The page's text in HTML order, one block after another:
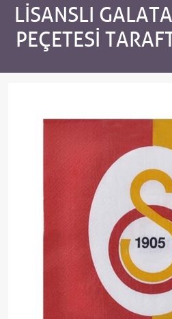
LISANSLI
PEÇETESI